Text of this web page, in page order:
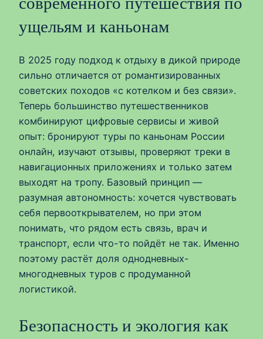
ущельям и каньонам
В 2025 году подход к отдыху в дикой природе
сильно отличается от романтизированных
советских походов «с котелком и без связи».
Теперь большинство путешественников
комбинируют цифровые сервисы и живой
опыт: бронируют туры по каньонам России
онлайн, изучают отзывы, проверяют треки в
навигационных приложениях и только затем
выходят на тропу. Базовый принцип —
разумная автономность: хочется чувствовать
себя первооткрывателем, но при этом
понимать, что рядом есть связь, врач и
транспорт, если что-то пойдёт не так. Именно
поэтому растёт доля однодневных-
многодневных туров с продуманной
логистикой.
Безопасность и экология как